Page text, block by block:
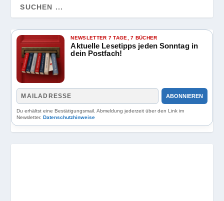
NEWSLETTER 7 TAGE, 7 BÜCHER
Aktuelle Lesetipps jeden Sonntag in
dein Postfach!
ABONNIEREN
Du erhältst eine Bestätigungsmail. Abmeldung jederzeit über den Link im
Newsletter.Datenschutzhinweise